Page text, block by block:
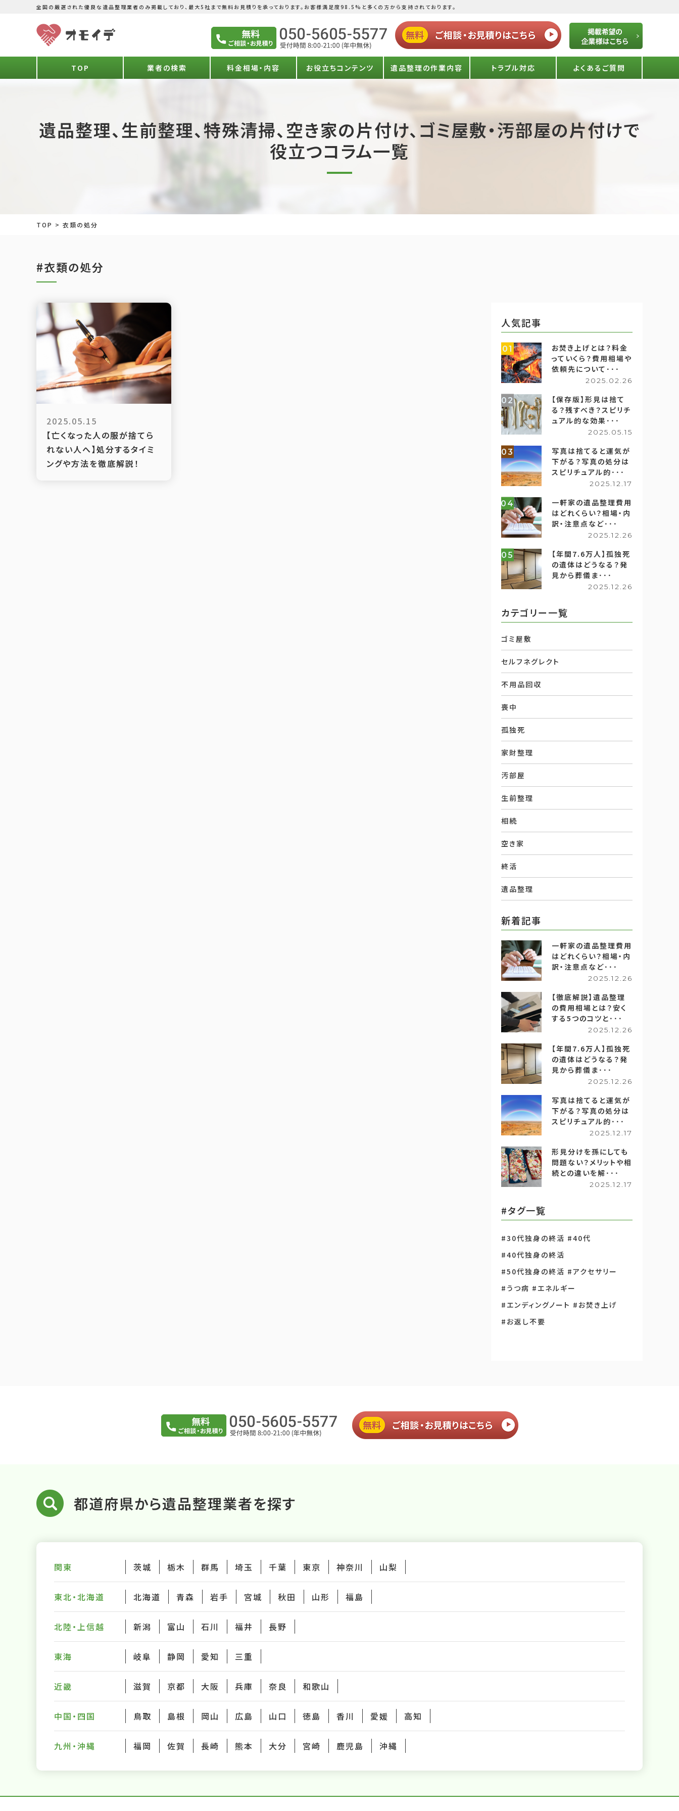
全国の厳選された優良な遺品整理業者のみ掲載しており、最大5社まで無料お見積りを承っております。お客様満足度98.5%と多くの方から支持されております。
TOP 業者の検索 料金相場・内容 お役立ちコンテンツ 遺品整理の作業内容 トラブル対応 よくあるご質問
遺品整理、生前整理、特殊清掃、空き家の片付け、ゴミ屋敷・汚部屋の片付けで
役立つコラム一覧
TOP > 衣類の処分
#衣類の処分
2025.05.15
【亡くなった人の服が捨てら
れない人へ】処分するタイミ
ングや方法を徹底解説！
人気記事
01
お焚き上げとは？料金
っていくら？費用相場や
依頼先について･･･
2025.02.26
02
【保存版】形見は捨て
る？残すべき？スピリチ
ュアル的な効果･･･
2025.05.15
03
写真は捨てると運気が
下がる？写真の処分は
スピリチュアル的･･･
2025.12.17
04
一軒家の遺品整理費用
はどれくらい？相場・内
訳・注意点など･･･
2025.12.26
05
【年間7.6万人】孤独死
の遺体はどうなる？発
見から葬儀ま･･･
2025.12.26
カテゴリー一覧
ゴミ屋敷
セルフネグレクト
不用品回収
喪中
孤独死
家財整理
汚部屋
生前整理
相続
空き家
終活
遺品整理
新着記事
一軒家の遺品整理費用
はどれくらい？相場・内
訳・注意点など･･･
2025.12.26
【徹底解説】遺品整理
の費用相場とは？安く
する5つのコツと･･･
2025.12.26
【年間7.6万人】孤独死
の遺体はどうなる？発
見から葬儀ま･･･
2025.12.26
写真は捨てると運気が
下がる？写真の処分は
スピリチュアル的･･･
2025.12.17
形見分けを孫にしても
問題ない？メリットや相
続との違いを解･･･
2025.12.17
#タグ一覧
#30代独身の終活 #40代
#40代独身の終活
#50代独身の終活 #アクセサリー
#うつ病 #エネルギー
#エンディングノート #お焚き上げ
#お返し不要
都道府県から遺品整理業者を探す
関東 茨城 栃木 群馬 埼玉 千葉 東京 神奈川 山梨
東北・北海道 北海道 青森 岩手 宮城 秋田 山形 福島
北陸・上信越 新潟 富山 石川 福井 長野
東海 岐阜 静岡 愛知 三重
近畿 滋賀 京都 大阪 兵庫 奈良 和歌山
中国・四国 鳥取 島根 岡山 広島 山口 徳島 香川 愛媛 高知
九州・沖縄 福岡 佐賀 長崎 熊本 大分 宮崎 鹿児島 沖縄